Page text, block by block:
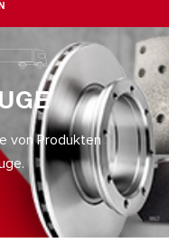
von Produkten